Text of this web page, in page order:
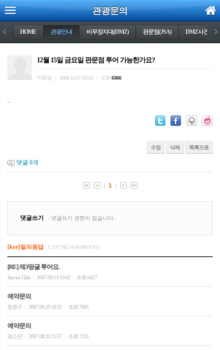
관광문의
< HOME 관광안내 비무장지대(DMZ) 판문점(JSA) DMZ사건들 >
12월 15일 금요일 판문점 투어 가능한가요?
이희영 2006.12.07 10:33 조회 6366
..
수정 삭제 목록으로
댓글 0개
[kor]질의응답 1,197개(54/60페이지)
[RE] 제3땅굴 투어요.
Service Club 2007.09.14 10:42 조회 6627
예약문의
윤종구 2007.08.29 18:32 조회 7061
예약문의
명소연 2007.08.20 15:57 조회 7531